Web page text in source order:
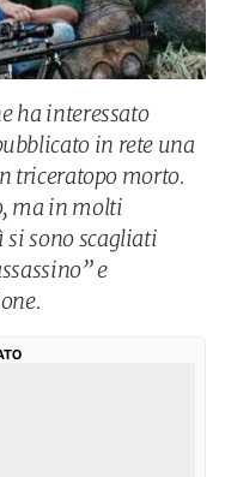
ha interessato
in rete una
triceratopo morto.
ma in molti
si sono scagliati
e